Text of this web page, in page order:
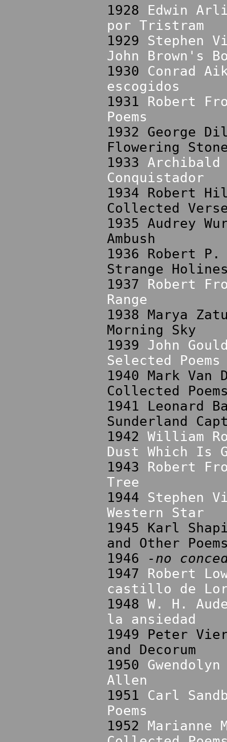
1928 Edwin
por Tristram
1929 Stephen
John Brown's
1930 Conrad
escogidos
1931 Robert
Poems
1932 George
Flowering
1933 Archibald
Conquistador
1934 Robert
Collected
1935 Audrey
Ambush
1936 Robert
Strange
1937 Robert
Range
1938 Marya
Morning Sky
1939 John
Selected Poems
1940 Mark Van
Collected
1941 Leonard
Sunderland
1942 William
Dust Which Is
1943 Robert
Tree
1944 Stephen
Western Star
1945 Karl
and Other
1946
-no
1947 Robert
castillo de
1948 W. H.
la ansiedad
1949 Peter
and Decorum
1950
Allen
1951 Carl
Poems
1952 Marianne